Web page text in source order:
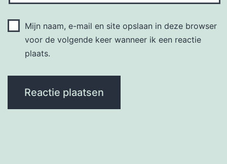
Mijn naam, e-mail en site opslaan in deze browser
voor de volgende keer wanneer ik een reactie
plaats.